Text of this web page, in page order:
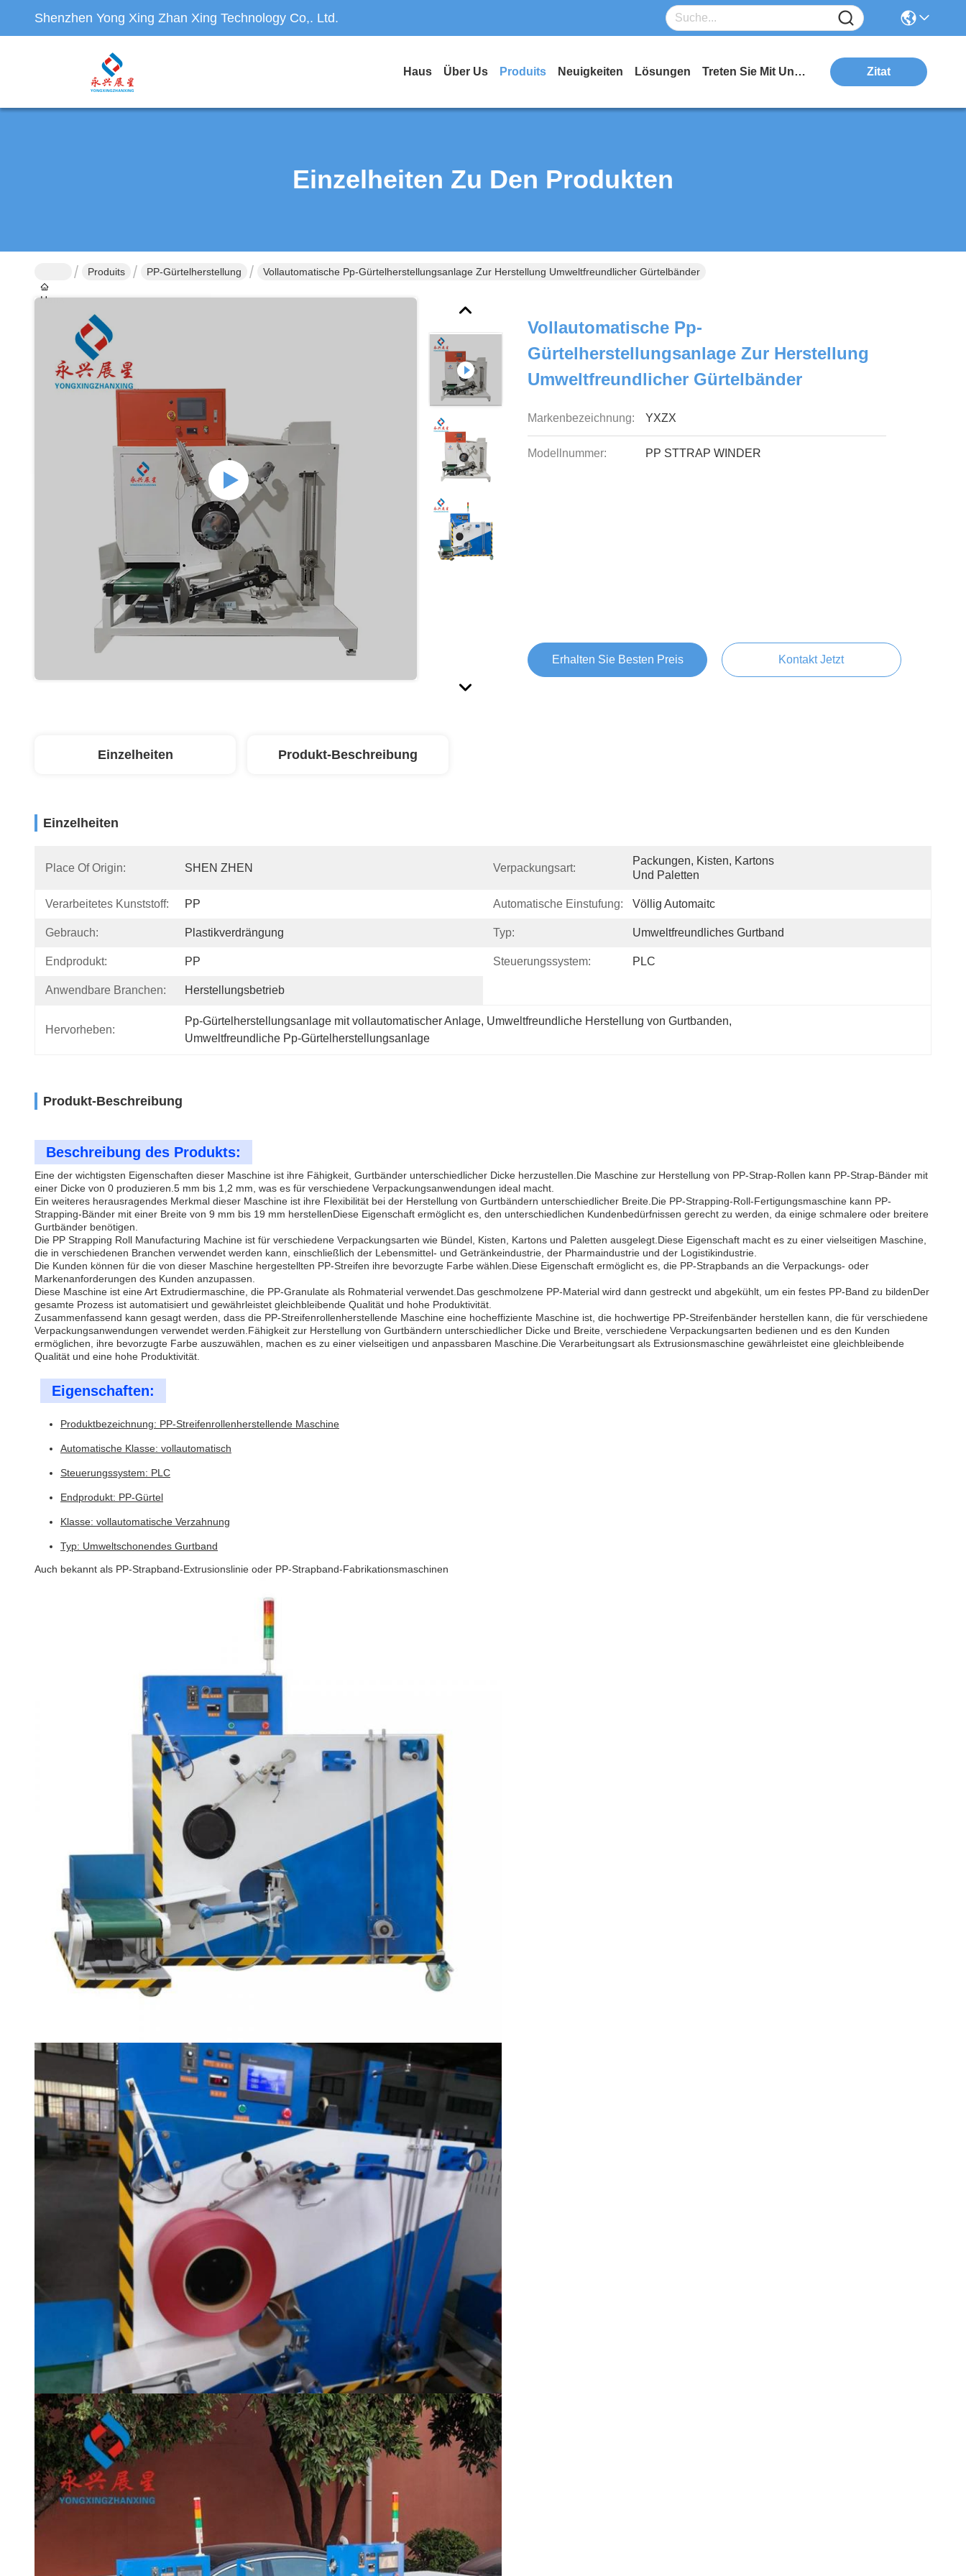
Shenzhen Yong Xing Zhan Xing Technology Co,. Ltd.
Haus Über Us Produits Neuigkeiten Lösungen Treten Sie Mit Uns In Verbindung Zitat
Einzelheiten Zu Den Produkten
Haus
Produits PP-Gürtelherstellung Vollautomatische Pp-Gürtelherstellungsanlage Zur Herstellung Umweltfreundlicher Gürtelbänder
Vollautomatische Pp-
Gürtelherstellungsanlage Zur Herstellung
Umweltfreundlicher Gürtelbänder
Markenbezeichnung: YXZX
Modellnummer: PP STTRAP WINDER
Erhalten Sie Besten Preis Kontakt Jetzt
Einzelheiten Produkt-Beschreibung
Einzelheiten
Place Of Origin: SHEN ZHEN Verpackungsart:
Packungen, Kisten, Kartons
Und Paletten
Verarbeitetes Kunststoff: PP Automatische Einstufung: Völlig Automaitc
Gebrauch: Plastikverdrängung Typ: Umweltfreundliches Gurtband
Endprodukt: PP Steuerungssystem: PLC
Anwendbare Branchen: Herstellungsbetrieb
Hervorheben:
Pp-Gürtelherstellungsanlage mit vollautomatischer Anlage, Umweltfreundliche Herstellung von Gurtbanden,
Umweltfreundliche Pp-Gürtelherstellungsanlage
Produkt-Beschreibung
Beschreibung des Produkts:
Eine der wichtigsten Eigenschaften dieser Maschine ist ihre Fähigkeit, Gurtbänder unterschiedlicher Dicke herzustellen.Die Maschine zur Herstellung von PP-Strap-Rollen kann PP-Strap-Bänder mit
einer Dicke von 0 produzieren.5 mm bis 1,2 mm, was es für verschiedene Verpackungsanwendungen ideal macht.
Ein weiteres herausragendes Merkmal dieser Maschine ist ihre Flexibilität bei der Herstellung von Gurtbändern unterschiedlicher Breite.Die PP-Strapping-Roll-Fertigungsmaschine kann PP-
Strapping-Bänder mit einer Breite von 9 mm bis 19 mm herstellenDiese Eigenschaft ermöglicht es, den unterschiedlichen Kundenbedürfnissen gerecht zu werden, da einige schmalere oder breitere
Gurtbänder benötigen.
Die PP Strapping Roll Manufacturing Machine ist für verschiedene Verpackungsarten wie Bündel, Kisten, Kartons und Paletten ausgelegt.Diese Eigenschaft macht es zu einer vielseitigen Maschine,
die in verschiedenen Branchen verwendet werden kann, einschließlich der Lebensmittel- und Getränkeindustrie, der Pharmaindustrie und der Logistikindustrie.
Die Kunden können für die von dieser Maschine hergestellten PP-Streifen ihre bevorzugte Farbe wählen.Diese Eigenschaft ermöglicht es, die PP-Strapbands an die Verpackungs- oder
Markenanforderungen des Kunden anzupassen.
Diese Maschine ist eine Art Extrudiermaschine, die PP-Granulate als Rohmaterial verwendet.Das geschmolzene PP-Material wird dann gestreckt und abgekühlt, um ein festes PP-Band zu bildenDer
gesamte Prozess ist automatisiert und gewährleistet gleichbleibende Qualität und hohe Produktivität.
Zusammenfassend kann gesagt werden, dass die PP-Streifenrollenherstellende Maschine eine hocheffiziente Maschine ist, die hochwertige PP-Streifenbänder herstellen kann, die für verschiedene
Verpackungsanwendungen verwendet werden.Fähigkeit zur Herstellung von Gurtbändern unterschiedlicher Dicke und Breite, verschiedene Verpackungsarten bedienen und es den Kunden
ermöglichen, ihre bevorzugte Farbe auszuwählen, machen es zu einer vielseitigen und anpassbaren Maschine.Die Verarbeitungsart als Extrusionsmaschine gewährleistet eine gleichbleibende
Qualität und eine hohe Produktivität.
Eigenschaften:
Produktbezeichnung: PP-Streifenrollenherstellende Maschine
Automatische Klasse: vollautomatisch
Steuerungssystem: PLC
Endprodukt: PP-Gürtel
Klasse: vollautomatische Verzahnung
Typ: Umweltschonendes Gurtband
Auch bekannt als PP-Strapband-Extrusionslinie oder PP-Strapband-Fabrikationsmaschinen